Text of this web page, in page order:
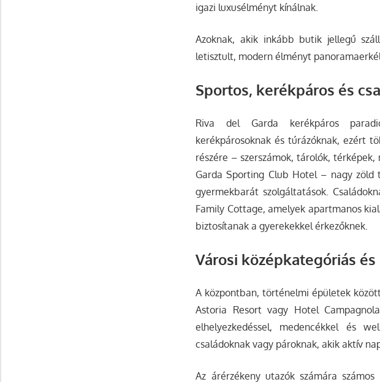
igazi luxusélményt kínálnak.
Azoknak, akik inkább butik jellegű
letisztult, modern élményt
Sportos, kerékpáros és
Riva del Garda kerékpáros
kerékpárosoknak és túrázóknak, ezért
részére – szerszámok, tárolók,
Garda Sporting Club Hotel – nagy zöld
gyermekbarát szolgáltatások.
Family Cottage, amelyek apartmanos
biztosítanak a gyerekekkel érkezőknek.
Városi középkategóriás
A központban, történelmi épületek
Astoria Resort vagy Hotel
elhelyezkedéssel, medencékkel és
családoknak vagy pároknak, akik aktív
Az árérzékeny utazók számára